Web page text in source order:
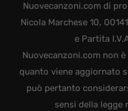
Nuovecanzoni.com di
Nicola Marchese 10,
e Partita
Nuovecanzoni.com non
quanto viene aggiornato
può pertanto
sensi della legge